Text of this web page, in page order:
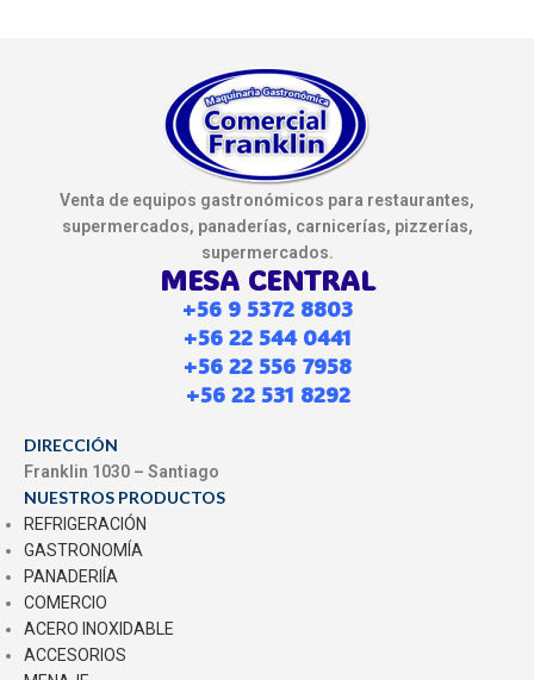
Venta de equipos gastronómicos para restaurantes,
supermercados, panaderías, carnicerías, pizzerías,
supermercados.
MESA CENTRAL
+56 9 5372 8803
+56 22 544 0441
+56 22 556 7958
+56 22 531 8292
DIRECCIÓN
Franklin 1030 – Santiago
NUESTROS PRODUCTOS
REFRIGERACIÓN
GASTRONOMÍA
PANADERIÍA
COMERCIO
ACERO INOXIDABLE
ACCESORIOS